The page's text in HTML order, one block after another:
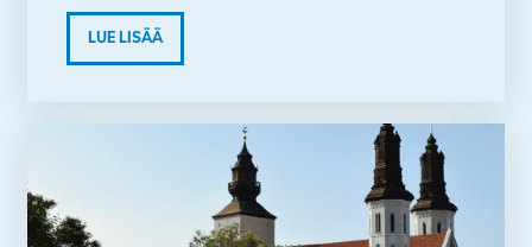
LUE LISÄÄ